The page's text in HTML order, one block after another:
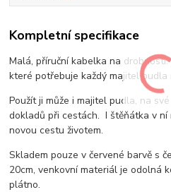
Kompletní specifikace
Malá, příruční kabelka na
které potřebuje každý majitel pudla
Použít ji může i majitel pudla, na
dokladů při cestách. I štěňátka v ní
novou cestu životem.
Skladem pouze v červené barvě s
20cm, venkovní materiál je odolná
plátno.